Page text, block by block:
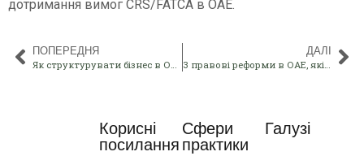
дотримання вимог CRS/FATCA в ОАЕ.
ПОПЕРЕДНЯ
ДАЛІ
Корисні
посилання
Сфери
практики
Галузі